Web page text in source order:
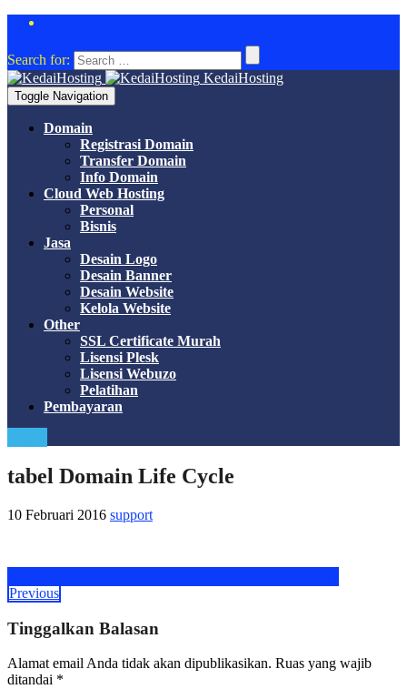
Search for:
KedaiHosting
Toggle Navigation
Domain
Registrasi Domain
Transfer Domain
Info Domain
Cloud Web Hosting
Personal
Bisnis
Jasa
Desain Logo
Desain Banner
Desain Website
Kelola Website
Other
SSL Certificate Murah
Lisensi Plesk
Lisensi Webuzo
Pelatihan
Pembayaran
tabel Domain Life Cycle
10 Februari 2016 support
Previous
Tinggalkan Balasan
Alamat email Anda tidak akan dipublikasikan. Ruas yang wajib
ditandai *